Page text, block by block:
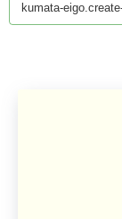
kumata-